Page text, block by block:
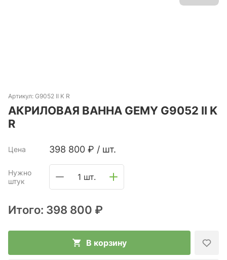
Артикул: G9052 II K R
АКРИЛОВАЯ ВАННА GEMY G9052 II K
R
Цена 398 800 ₽ / шт.
Нужно
штук
1 шт.
Итого: 398 800 ₽
В корзину